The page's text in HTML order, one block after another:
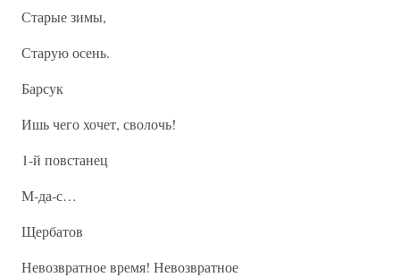
Старые зимы,
Старую осень.
Барсук
Ишь чего хочет, сволочь!
1-й повстанец
М-да-с…
Щербатов
Невозвратное время! Невозвратное